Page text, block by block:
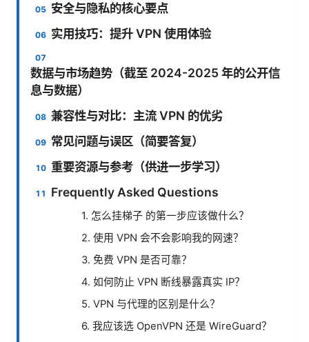
安全与隐私的核心要点
实用技巧：提升 VPN 使用体验
数据与市场趋势（截至 2024-2025 年的公开信
息与数据）
兼容性与对比：主流 VPN 的优劣
常见问题与误区（简要答复）
重要资源与参考（供进一步学习）
Frequently Asked Questions
1. 怎么挂梯子 的第一步应该做什么？
2. 使用 VPN 会不会影响我的网速？
3. 免费 VPN 是否可靠？
4. 如何防止 VPN 断线暴露真实 IP？
5. VPN 与代理的区别是什么？
6. 我应该选 OpenVPN 还是 WireGuard？